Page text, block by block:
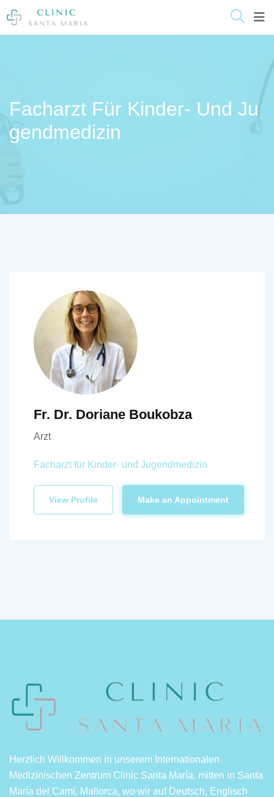
springen
Skip
to
Facharzt Für Kinder- Und Ju
Gendmedizin
Fr. Dr. Doriane Boukobza
Arzt
Facharzt für Kinder- und Jugendmedizin
View Profile Make an Appointment
Herzlich Willkommen in unserem Internationalen
Medizinischen Zentrum Clinic Santa María, mitten in Santa
María del Camí, Mallorca, wo wir auf Deutsch, Englisch